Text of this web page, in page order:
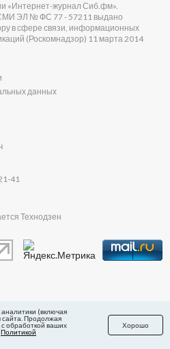
«Интернет-журнал Сиб.фм».
ЭЛ № ФС 77 - 57211 выдано
в сфере связи, информационных
(Роскомнадзор) 11 марта 2014
данных
41
Технодзен
(включая
сайта. Продолжая
обработкой ваших
Политикой
Хорошо